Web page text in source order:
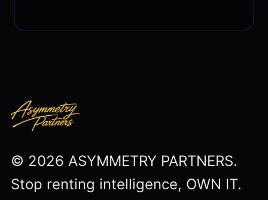
© 2026 ASYMMETRY PARTNERS.
Stop renting intelligence, OWN IT.